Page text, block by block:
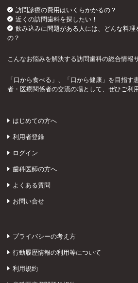
訪問診療の費用はいくらかかるの？
近くの訪問歯科を探したい！
飲み込みに問題がある人には、どんな料
の？
こんなお悩みを解決する訪問歯科の総合情報
「口から食べる」、「口から健康」を目指す
者・医療関係者の交流の場として、ぜひご利
はじめての方へ
利用者登録
ログイン
歯科医師の方へ
よくある質問
お問い合せ
プライバシーの考え方
行動履歴情報の利用等について
利用規約